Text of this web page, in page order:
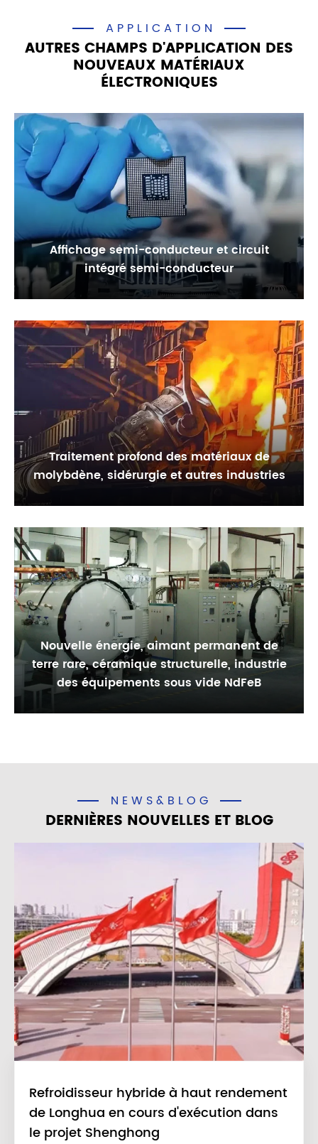
APPLICATION
AUTRES CHAMPS D'APPLICATION DES
NOUVEAUX MATÉRIAUX
ÉLECTRONIQUES
Affichage semi-conducteur et circuit
intégré semi-conducteur
Traitement profond des matériaux de
molybdène, sidérurgie et autres industries
Nouvelle énergie, aimant permanent de
terre rare, céramique structurelle, industrie
des équipements sous vide NdFeB
NEWS&BLOG
DERNIÈRES NOUVELLES ET BLOG
Refroidisseur hybride à haut rendement
de Longhua en cours d'exécution dans
le projet Shenghong